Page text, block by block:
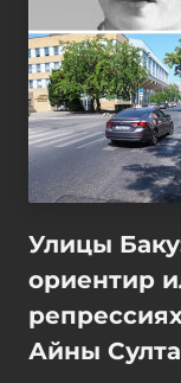
Улицы
ориентир
Айны